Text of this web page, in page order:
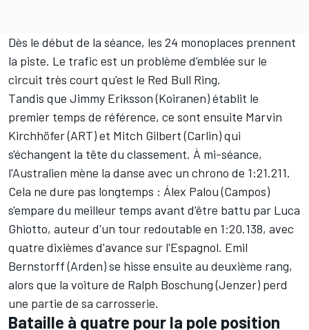
Dès le début de la séance, les 24 monoplaces prennent
la piste. Le trafic est un problème d'emblée sur le
circuit très court qu'est le Red Bull Ring.
Tandis que Jimmy Eriksson (Koiranen) établit le
premier temps de référence, ce sont ensuite Marvin
Kirchhöfer (ART) et Mitch Gilbert (Carlin) qui
s'échangent la tête du classement. À mi-séance,
l'Australien mène la danse avec un chrono de 1:21.211.
Cela ne dure pas longtemps : Álex Palou (Campos)
s'empare du meilleur temps avant d'être battu par Luca
Ghiotto, auteur d'un tour redoutable en 1:20.138, avec
quatre dixièmes d'avance sur l'Espagnol. Emil
Bernstorff (Arden) se hisse ensuite au deuxième rang,
alors que la voiture de Ralph Boschung (Jenzer) perd
une partie de sa carrosserie.
Bataille à quatre pour la pole position